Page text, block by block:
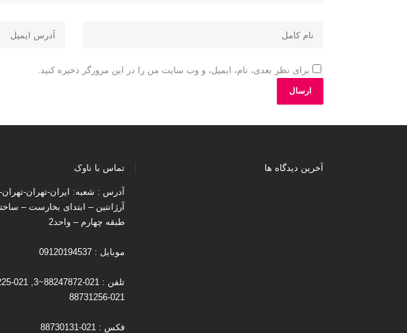
برای نظر بعدی، نام، ایمیل، و وب سایت من را در این مرورگر ذخیره کنید.
تماس با ناوک
آدرس : شعبه: ایران-تهران-
آرژانتین – ابتدای بخارست –
طبقه چهارم – واحد2
موبایل : 09120194537
021-88731256
فکس : 021-88730131
آخرین دیدگاه ها